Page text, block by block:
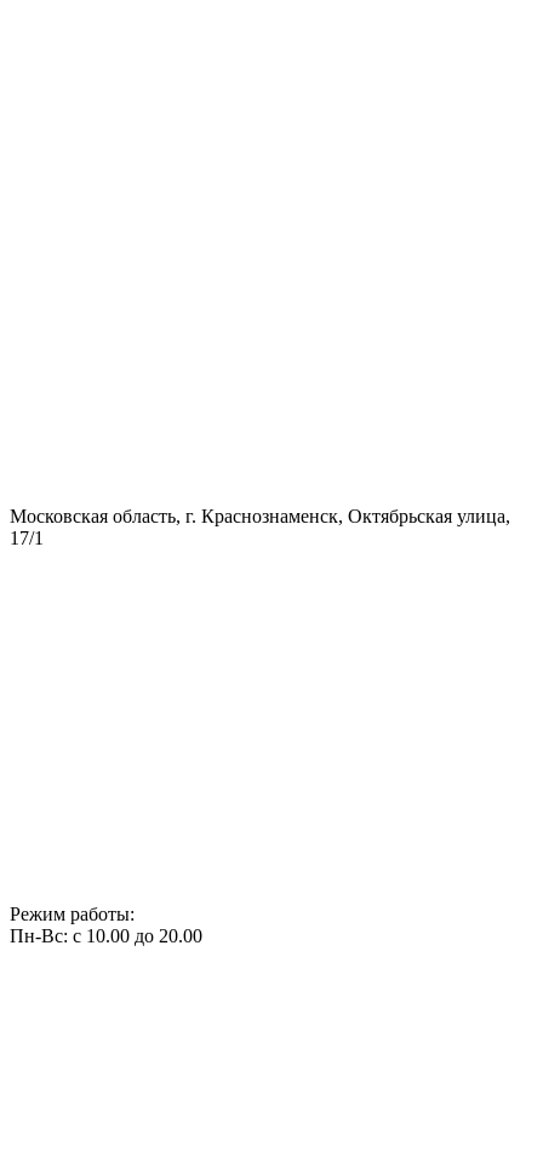
Московская область, г. Краснознаменск, Октябрьская улица,
17/1
Режим работы:
Пн-Вс: с 10.00 до 20.00